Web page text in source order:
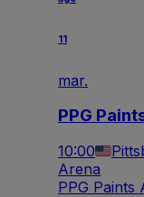
11
mar.
PPG
10:00
Arena
PPG Paints